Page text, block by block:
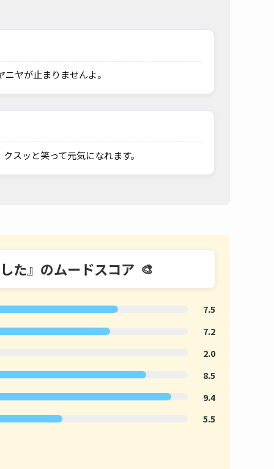
ヤが止まりませんよ。
スッと笑って元気になれます。
た』のムードスコア
7.5
7.2
2.0
8.5
9.4
5.5